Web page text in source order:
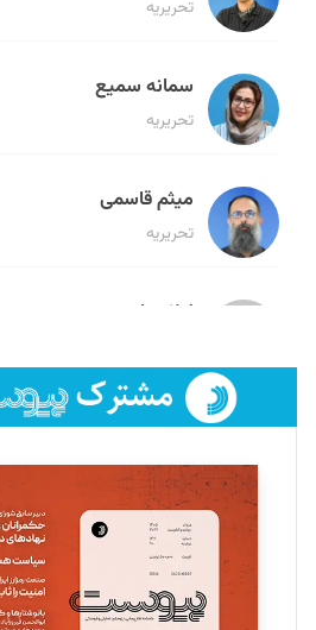
تحریریه
سمانه سمیع
تحریریه
میثم قاسمی
تحریریه
لیلا حنارود
فائزه فتحی رستمی
تحریریه
سروش کرمیان
تحریریه